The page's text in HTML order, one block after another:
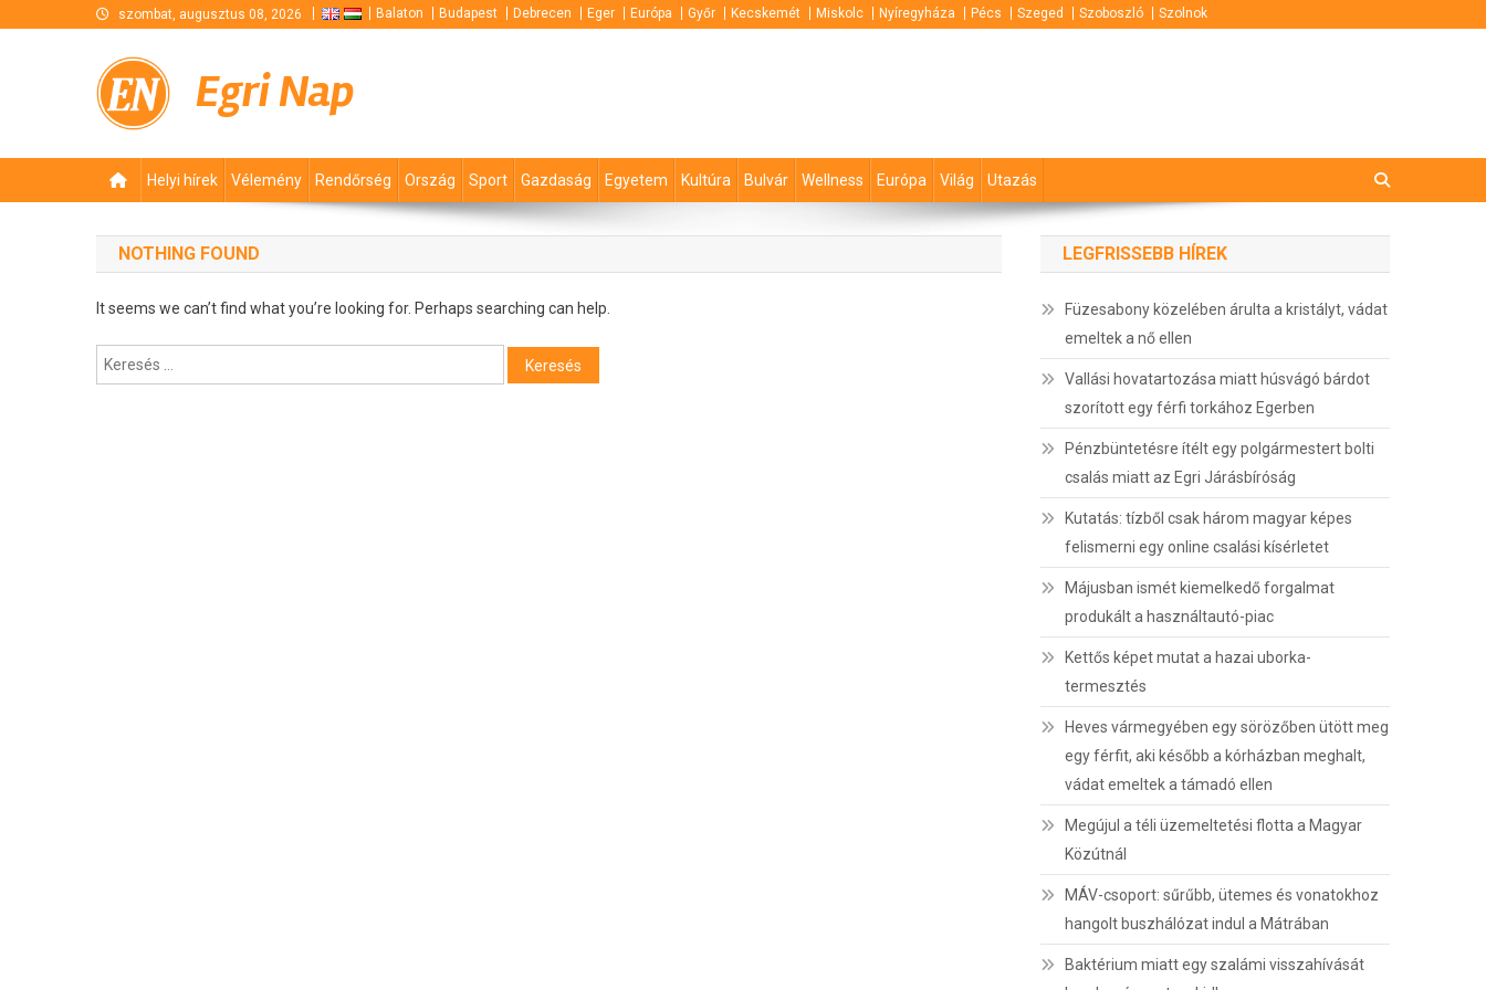
szombat, augusztus 08, 2026 Balaton Budapest Debrecen Eger Európa Győr Kecskemét Miskolc Nyíregyháza Pécs Szeged Szoboszló Szolnok
Egri Nap
Helyi hírek Vélemény Rendőrség Ország Sport Gazdaság Egyetem Kultúra Bulvár Wellness Európa Világ Utazás
NOTHING FOUND
It seems we can’t find what you’re looking for. Perhaps searching can help.
Keresés:
LEGFRISSEBB HÍREK
Füzesabony közelében árulta a kristályt, vádat
emeltek a nő ellen
Vallási hovatartozása miatt húsvágó bárdot
szorított egy férfi torkához Egerben
Pénzbüntetésre ítélt egy polgármestert bolti
csalás miatt az Egri Járásbíróság
Kutatás: tízből csak három magyar képes
felismerni egy online csalási kísérletet
Májusban ismét kiemelkedő forgalmat
produkált a használtautó-piac
Kettős képet mutat a hazai uborka-
termesztés
Heves vármegyében egy sörözőben ütött meg
egy férfit, aki később a kórházban meghalt,
vádat emeltek a támadó ellen
Megújul a téli üzemeltetési flotta a Magyar
Közútnál
MÁV-csoport: sűrűbb, ütemes és vonatokhoz
hangolt buszhálózat indul a Mátrában
Baktérium miatt egy szalámi visszahívását